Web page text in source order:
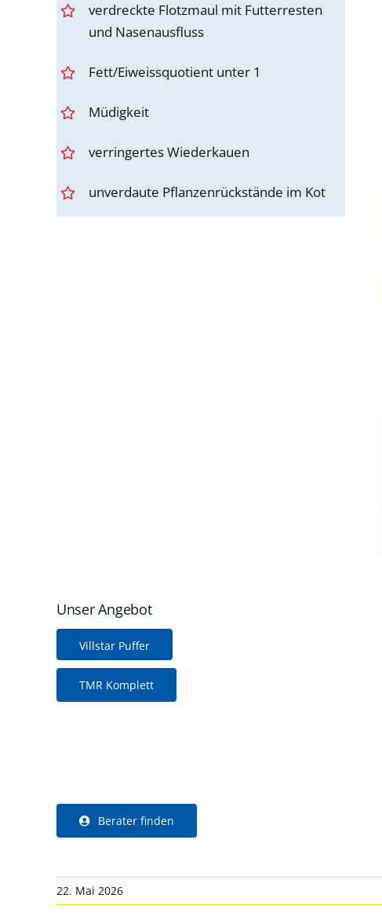
verdreckte Flotzmaul mit Futterresten
und Nasenausfluss
Fett/Eiweissquotient unter 1
Müdigkeit
verringertes Wiederkauen
unverdaute Pflanzenrückstände im Kot
Unser Angebot
Villstar Puffer
TMR Komplett
Berater finden
22. Mai 2026